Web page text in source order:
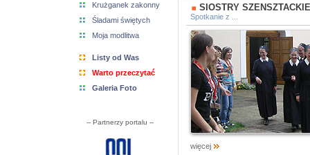
Krużganek zakonny
Śladami świętych
Moja modlitwa
Listy od Was
Warto przeczytać
Galeria Foto
-- Partnerzy portalu --
SIOSTRY SZENSZTACKIE
Spotkanie z ...
więcej